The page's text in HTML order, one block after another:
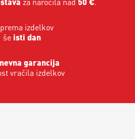
izdelkov
še isti dan
garancija
vračila izdelkov